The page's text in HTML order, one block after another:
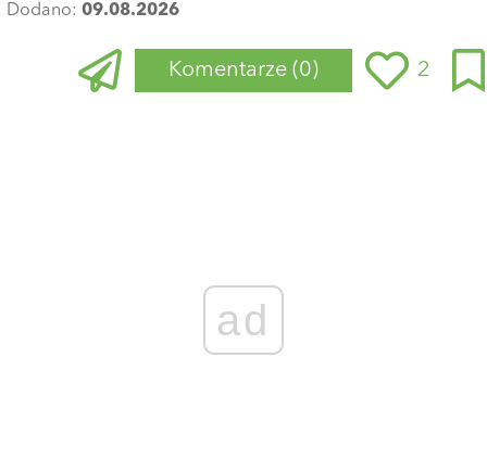
Dodano: 09.08.2026
Komentarze (0) 2
ad